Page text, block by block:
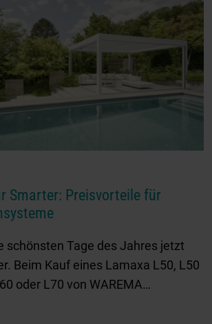
Smarter: Preisvorteile für
schönsten Tage des Jahres jetzt
Beim Kauf eines Lamaxa L50, L50
oder L70 von WAREMA…